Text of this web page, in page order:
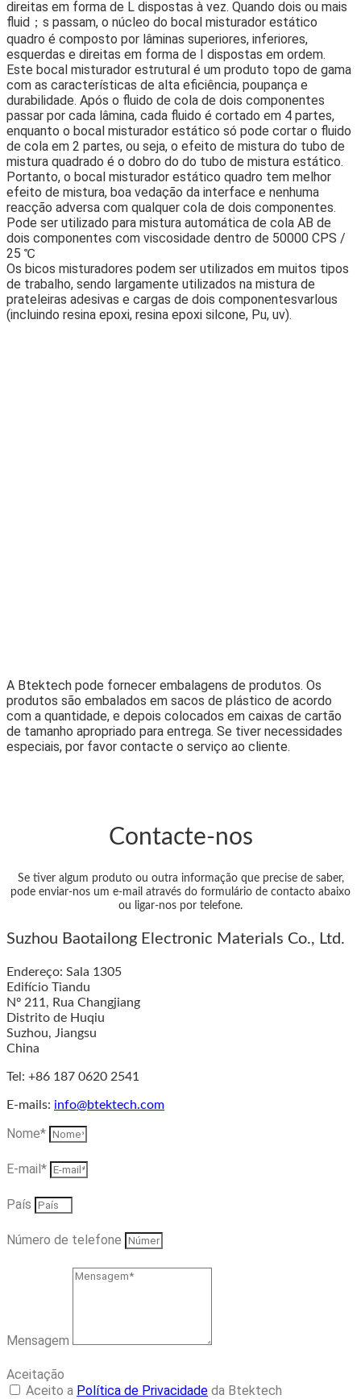
direitas em forma de L dispostas à vez. Quando dois ou mais
fluid；s passam, o núcleo do bocal misturador estático
quadro é composto por lâminas superiores, inferiores,
esquerdas e direitas em forma de I dispostas em ordem.
Este bocal misturador estrutural é um produto topo de gama
com as características de alta eficiência, poupança e
durabilidade. Após o fluido de cola de dois componentes
passar por cada lâmina, cada fluido é cortado em 4 partes,
enquanto o bocal misturador estático só pode cortar o fluido
de cola em 2 partes, ou seja, o efeito de mistura do tubo de
mistura quadrado é o dobro do do tubo de mistura estático.
Portanto, o bocal misturador estático quadro tem melhor
efeito de mistura, boa vedação da interface e nenhuma
reacção adversa com qualquer cola de dois componentes.
Pode ser utilizado para mistura automática de cola AB de
dois componentes com viscosidade dentro de 50000 CPS /
25 ℃
Os bicos misturadores podem ser utilizados em muitos tipos
de trabalho, sendo largamente utilizados na mistura de
prateleiras adesivas e cargas de dois componentesvarlous
(incluindo resina epoxi, resina epoxi silcone, Pu, uv).
A Btektech pode fornecer embalagens de produtos. Os
produtos são embalados em sacos de plástico de acordo
com a quantidade, e depois colocados em caixas de cartão
de tamanho apropriado para entrega. Se tiver necessidades
especiais, por favor contacte o serviço ao cliente.
Contacte-nos
Se tiver algum produto ou outra informação que precise de saber,
pode enviar-nos um e-mail através do formulário de contacto abaixo
ou ligar-nos por telefone.
Suzhou Baotailong Electronic Materials Co., Ltd.
Endereço: Sala 1305
Edifício Tiandu
Nº 211, Rua Changjiang
Distrito de Huqiu
Suzhou, Jiangsu
China
Tel: +86 187 0620 2541
E-mails: info@btektech.com
Nome*
E-mail*
País
Número de telefone
Mensagem
Aceitação
Aceito a Política de Privacidade da Btektech